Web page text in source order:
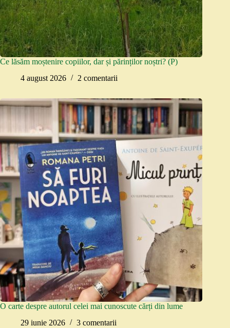
Ce lăsăm moștenire copiilor, dar și părinților noștri? (P)
4 august 2026
2 comentarii
O carte despre autorul celei mai cunoscute cărți din lume
29 iunie 2026
3 comentarii